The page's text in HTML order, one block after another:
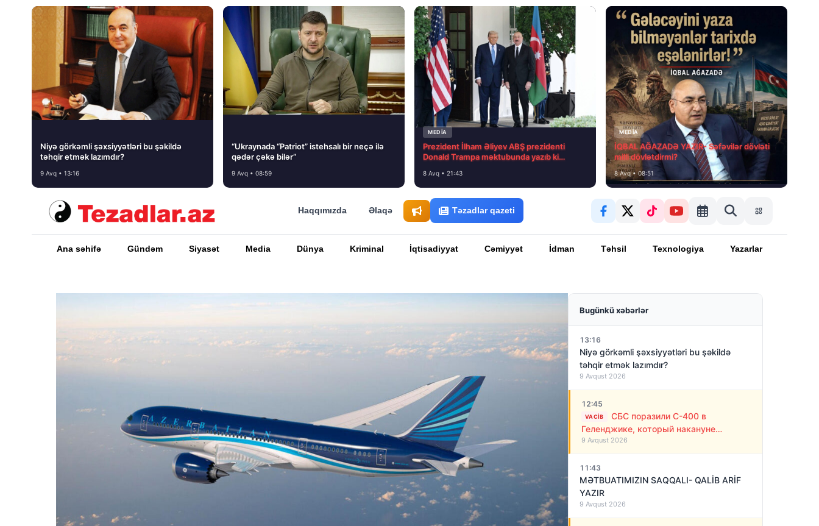
Niyə görkəmli şəxsiyyətləri bu şəkildə
təhqir etmək lazımdır?
9 Avq • 13:16
“Ukraynada “Patriot” istehsalı bir neçə ilə
qədər çəkə bilər”
9 Avq • 08:59
MEDİA
Prezident İlham Əliyev ABŞ prezidenti
Donald Trampa məktubunda yazıb ki…
8 Avq • 21:43
MEDİA
İQBAL AĞAZADƏ YAZIR- Səfəvilər dövləti
milli dövlətdirmi?
8 Avq • 08:51
Haqqımızda Əlaqə Təzadlar qazeti
Ana səhifə Gündəm Siyasət Media Dünya Kriminal İqtisadiyyat Cəmiyyət İdman Təhsil Texnologiya Yazarlar
Bugünkü xəbərlər
13:16
Niyə görkəmli şəxsiyyətləri bu şəkildə
təhqir etmək lazımdır?
9 Avqust 2026
12:45
VACIB
СБС поразили С-400 в
Геленджике, который накануне
обстреливал Украину ракетами
9 Avqust 2026
11:43
MƏTBUATIMIZIN SAQQALI- QALİB ARİF
YAZIR
9 Avqust 2026